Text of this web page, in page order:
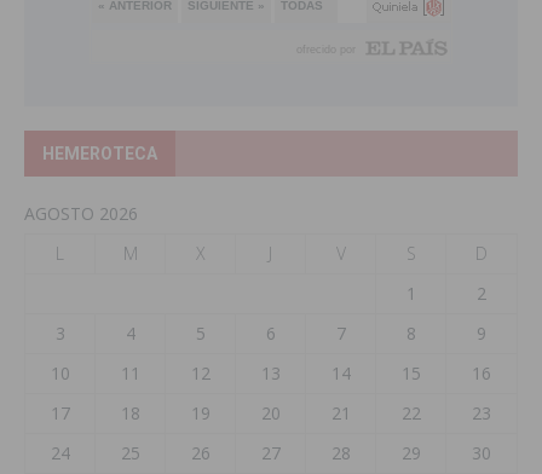
HEMEROTECA
AGOSTO 2026
L
M X J V S
D
1
2
3
4 5 6 7 8
9
10
11 12 13 14 15
16
17
18 19 20 21 22
23
24
25 26 27 28 29 30